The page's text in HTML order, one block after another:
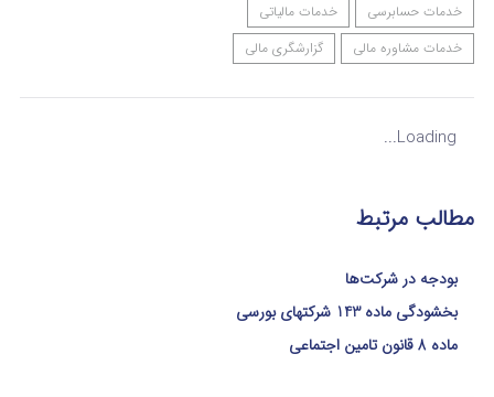
خدمات حسابرسی
خدمات مالیاتی
خدمات مشاوره مالی
گزارشگری مالی
Loading...
مطالب مرتبط
بودجه در شرکت‌ها
بخشودگی ماده 143 شرکتهای بورسی
ماده 8 قانون تامین اجتماعی